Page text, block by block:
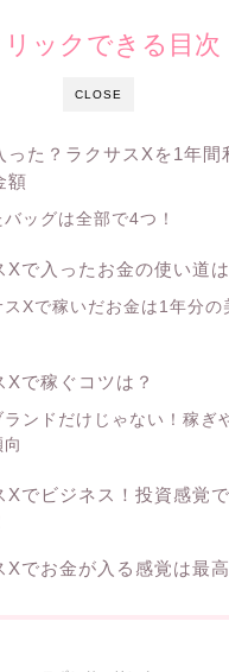
CLOSE
リックできる目次
った？ラクサスXを1年間
額
ッグは全部で4つ！
Xで入ったお金の使い道は
スXで稼いだお金は1年分の
Xで稼ぐコツは？
ランドだけじゃない！稼ぎ
Xでビジネス！投資感覚
Xでお金が入る感覚は最高